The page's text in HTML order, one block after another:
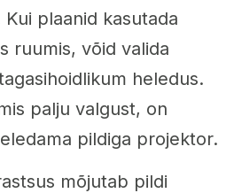
plaanid kasutada
ruumis, võid valida
heledus.
palju valgust, on
pildiga projektor.
mõjutab pildi